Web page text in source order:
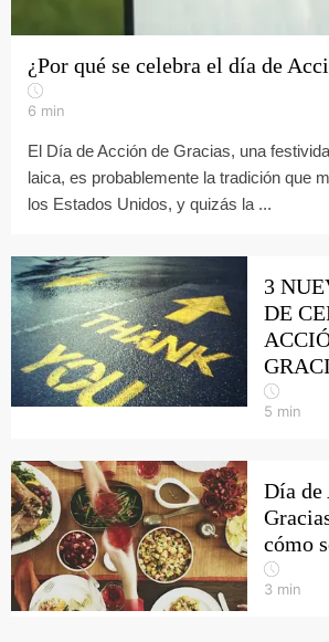
¿Por qué se celebra el día de
6 min
El Día de Acción de Gracias, una
laica, es probablemente la tradición que
los Estados Unidos, y quizás la ...
3
DE
5 min
Día de
cómo
3 min